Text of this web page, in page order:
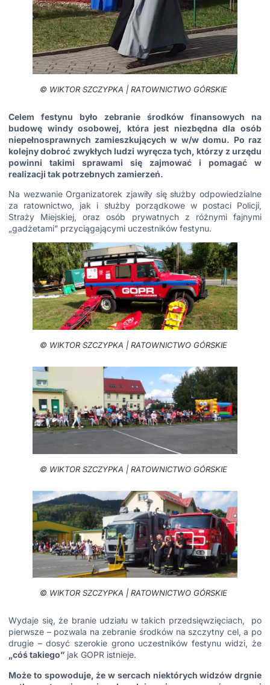
© WIKTOR SZCZYPKA | RATOWNICTWO GÓRSKIE
Celem festynu było zebranie środków finansowych na
budowę windy osobowej, która jest niezbędna dla osób
niepełnosprawnych zamieszkujących w w/w domu. Po raz
kolejny dobroć zwykłych ludzi wyręcza tych, którzy z urzędu
powinni takimi sprawami się zajmować i pomagać w
realizacji tak potrzebnych zamierzeń.
Na wezwanie Organizatorek zjawiły się służby odpowiedzialne
za ratownictwo, jak i służby porządkowe w postaci Policji,
Straży Miejskiej, oraz osób prywatnych z różnymi fajnymi
„gadżetami” przyciągającymi uczestników festynu.
© WIKTOR SZCZYPKA | RATOWNICTWO GÓRSKIE
© WIKTOR SZCZYPKA | RATOWNICTWO GÓRSKIE
© WIKTOR SZCZYPKA | RATOWNICTWO GÓRSKIE
Wydaje się, że branie udziału w takich przedsięwzięciach, po
pierwsze – pozwala na zebranie środków na szczytny cel, a po
drugie – dosyć szerokie grono uczestników festynu widzi, że
„cóś takiego” jak GOPR istnieje.
Może to spowoduje, że w sercach niektórych widzów drgnie